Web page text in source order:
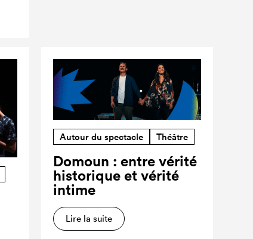
Autour du spectacle Théâtre
Domoun : entre vérité
historique et vérité
intime
Lire la suite